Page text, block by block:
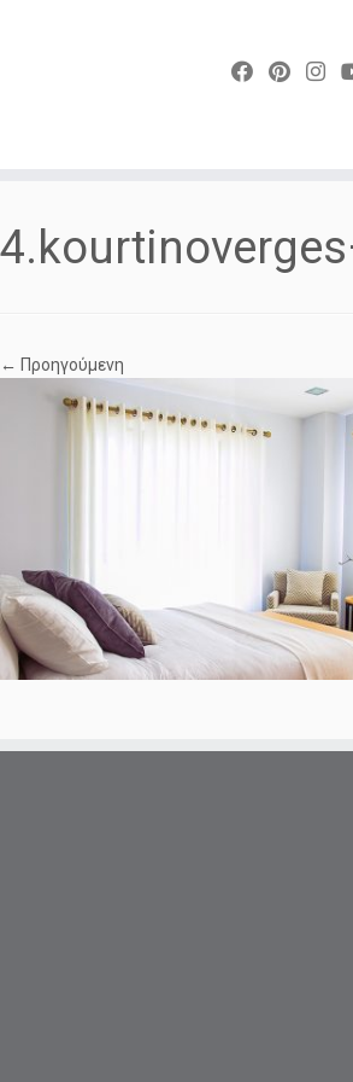
content
← Προηγούμενη